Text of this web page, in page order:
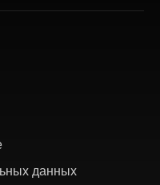
данных